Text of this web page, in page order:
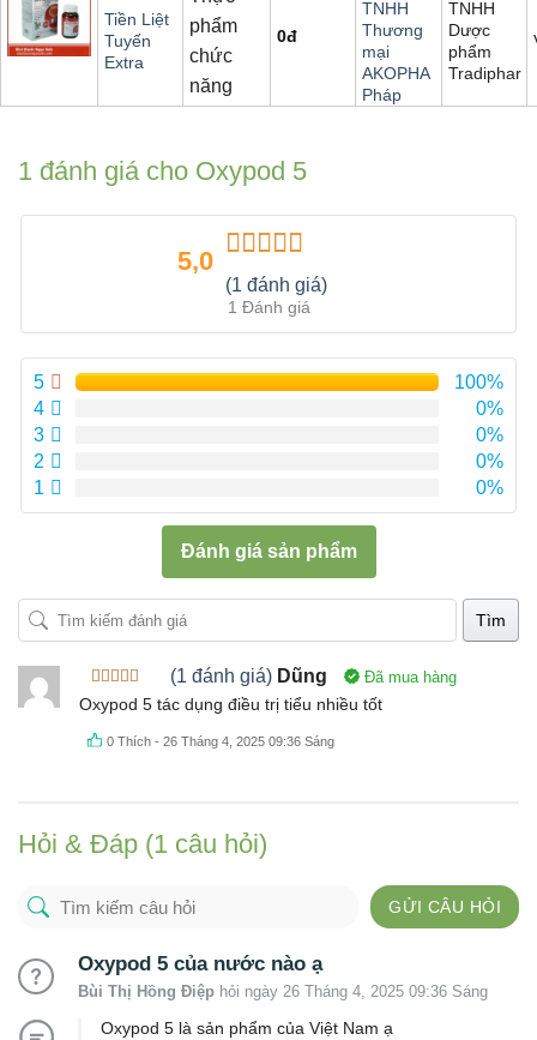
Tiền Liệt
Tuyến
Extra
phẩm
chức
năng
0đ
TNHH
Thương
mại
AKOPHA
Pháp
TNHH
Dược
phẩm
Tradiphar
1 đánh giá cho Oxypod 5
5,0
Được xếp
hạng 5.00
sao
(1 đánh giá)
1 Đánh giá
5
100%
4
0%
3
0%
2
0%
1
0%
Đánh giá sản phẩm
Tìm
Được xếp
hạng55
sao
(1 đánh giá) Dũng Đã mua hàng
Oxypod 5 tác dụng điều trị tiểu nhiều tốt
0 Thích -26 Tháng 4, 2025 09:36 Sáng
Hỏi & Đáp (1 câu hỏi)
GỬI CÂU HỎI
Oxypod 5 của nước nào ạ
Bùi Thị Hồng Điệp hỏi ngày 26 Tháng 4, 2025 09:36 Sáng
Oxypod 5 là sản phẩm của Việt Nam ạ